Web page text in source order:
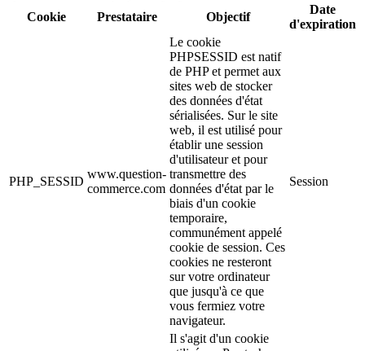
Cookie
Prestataire Objectif
Date
d'expiration
PHP_SESSID
www.question-
commerce.com
Le cookie
PHPSESSID est natif
de PHP et permet aux
sites web de stocker
des données d'état
sérialisées. Sur le site
web, il est utilisé pour
établir une session
d'utilisateur et pour
transmettre des
données d'état par le
biais d'un cookie
temporaire,
communément appelé
cookie de session. Ces
cookies ne resteront
sur votre ordinateur
que jusqu'à ce que
vous fermiez votre
navigateur.
Session
Il s'agit d'un cookie